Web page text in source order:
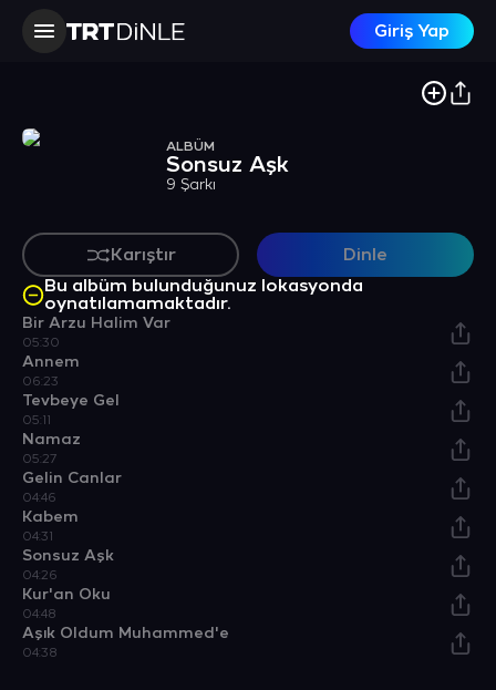
Giriş Yap
ALBÜM
Sonsuz Aşk
9 Şarkı
Karıştır
Dinle
Bu albüm bulunduğunuz lokasyonda
oynatılamamaktadır.
Bir Arzu Halim Var
05:30
Annem
06:23
Tevbeye Gel
05:11
Namaz
05:27
Gelin Canlar
04:46
Kabem
04:31
Sonsuz Aşk
04:26
Kur'an Oku
04:48
Aşık Oldum Muhammed'e
04:38